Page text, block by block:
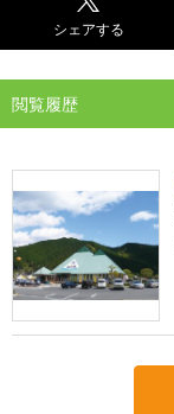
シェアする
閲覧履歴